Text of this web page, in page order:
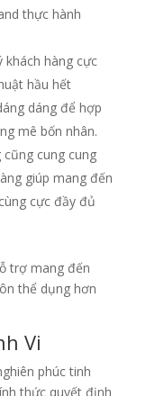
thực hành
khách hàng cực
hầu hết
dáng để hợp
mê bốn nhân.
cũng cung cung
giúp mang đến
cực đầy đủ
trợ mang đến
thể dụng hơn
Vi
phúc tinh
thức quyết định